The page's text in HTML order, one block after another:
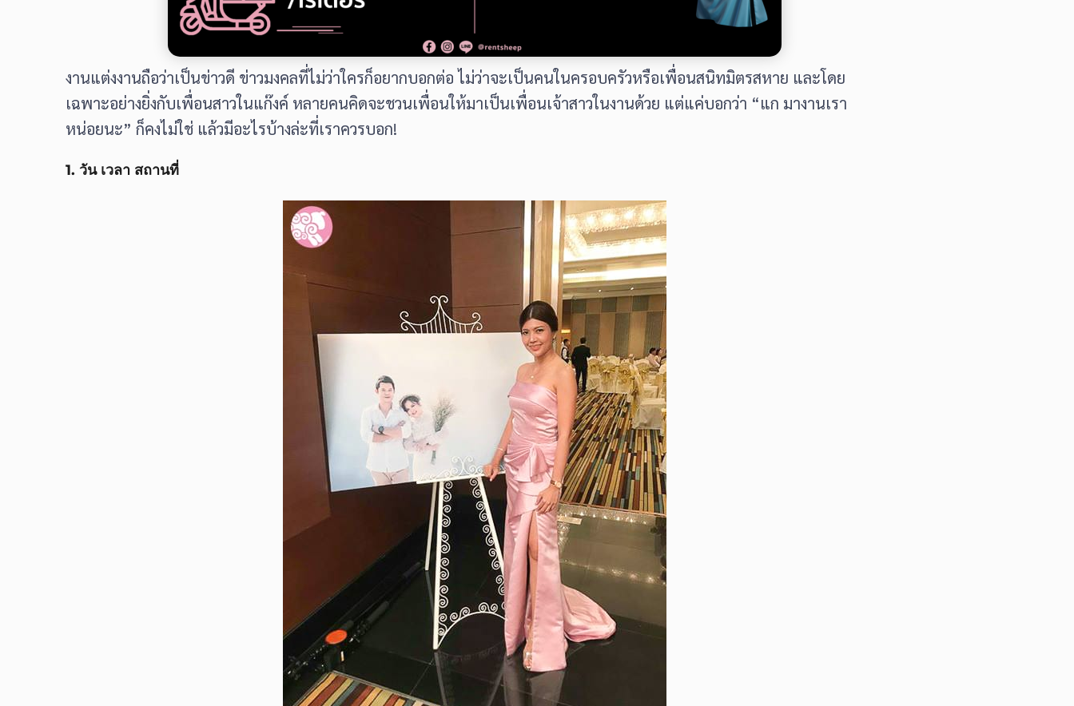
งานแต่งงานถือว่าเป็นข่าวดี ข่าวมงคลที่ไม่ว่าใครก็อยากบอกต่อ ไม่ว่าจะเป็นคนในครอบครัวหรือเพื่อนสนิทมิตรสหาย และโดย
เฉพาะอย่างยิ่งกับเพื่อนสาวในแก๊งค์ หลายคนคิดจะชวนเพื่อนให้มาเป็นเพื่อนเจ้าสาวในงานด้วย แต่แค่บอกว่า “แก มางานเรา
หน่อยนะ” ก็คงไม่ใช่ แล้วมีอะไรบ้างล่ะที่เราควรบอก!
1. วัน เวลา สถานที่